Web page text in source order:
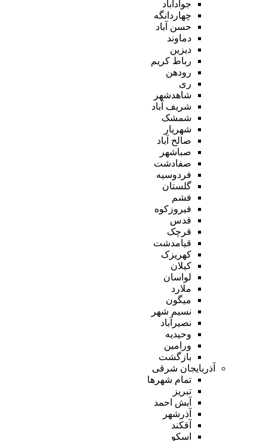
جوادآباد
چهاردانگه
حسن آباد
دماوند
دیزین
رباط کریم
رودهن
ری
شاهدشهر
شریف آباد
شمشک
شهریار
صالح آباد
صباشهر
صفادشت
فردوسیه
گلستان
فشم
فیروزکوه
قدس
قرچک
قیامدشت
کهریزک
کیلان
لواسان
ملارد
میگون
نسیم شهر
نصیرآباد
وحیدیه
ورامین
بازگشت
آذربایجان شرقی
تمام شهر‌ها
تبریز
آبش احمد
آذرشهر
آقکند
اسکو